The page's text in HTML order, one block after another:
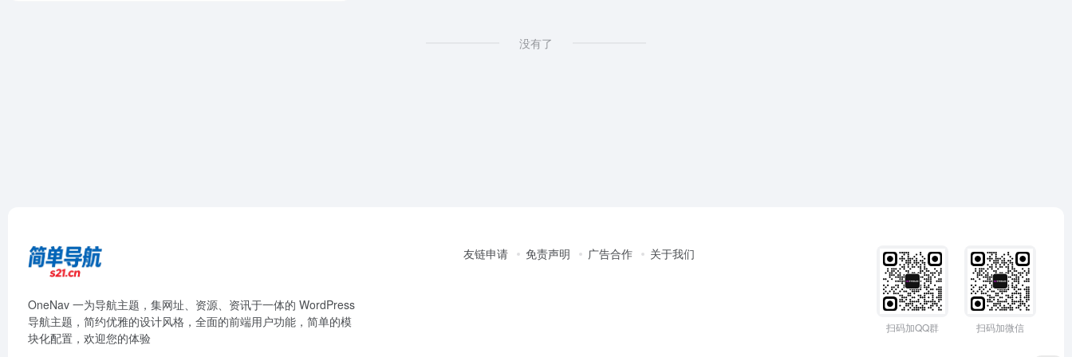
没有了
OneNav 一为导航主题，集网址、资源、资讯于一体的 WordPress
导航主题，简约优雅的设计风格，全面的前端用户功能，简单的模
块化配置，欢迎您的体验
友链申请 免责声明 广告合作 关于我们
扫码加QQ群 扫码加微信